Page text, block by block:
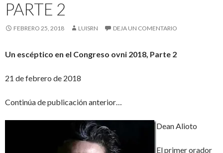
PARTE 2
FEBRERO 25, 2018 LUISRN DEJA UN COMENTARIO
Un escéptico en el Congreso ovni 2018, Parte 2
21 de febrero de 2018
Continúa de publicación anterior…
Dean Alioto
El primer orador